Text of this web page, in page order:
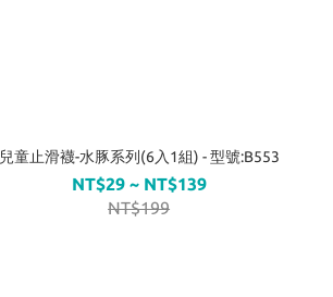
兒童止滑襪-水豚系列(6入1組) - 型號:B553
NT$29 ~ NT$139
NT$199